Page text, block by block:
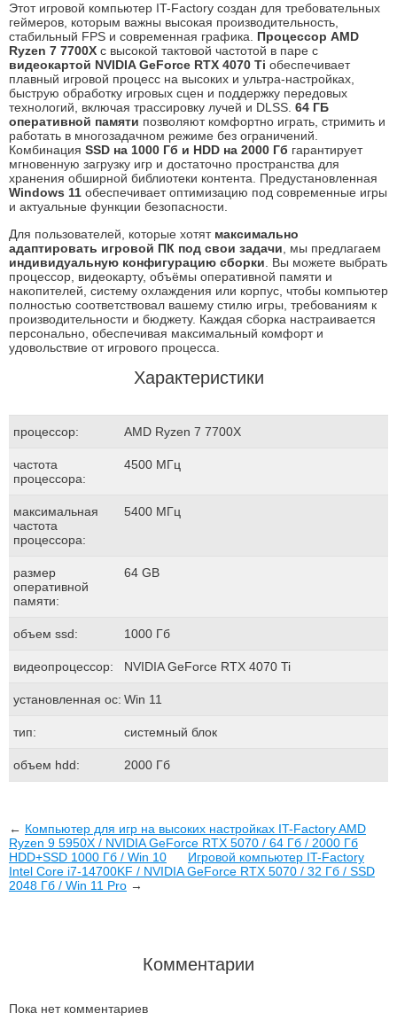
Этот игровой компьютер IT-Factory создан для требовательных
геймеров, которым важны высокая производительность,
стабильный FPS и современная графика. Процессор AMD
Ryzen 7 7700X с высокой тактовой частотой в паре с
видеокартой NVIDIA GeForce RTX 4070 Ti обеспечивает
плавный игровой процесс на высоких и ультра-настройках,
быструю обработку игровых сцен и поддержку передовых
технологий, включая трассировку лучей и DLSS. 64 ГБ
оперативной памяти позволяют комфортно играть, стримить и
работать в многозадачном режиме без ограничений.
Комбинация SSD на 1000 Гб и HDD на 2000 Гб гарантирует
мгновенную загрузку игр и достаточно пространства для
хранения обширной библиотеки контента. Предустановленная
Windows 11 обеспечивает оптимизацию под современные игры
и актуальные функции безопасности.
Для пользователей, которые хотят максимально
адаптировать игровой ПК под свои задачи , мы предлагаем
индивидуальную конфигурацию сборки . Вы можете выбрать
процессор, видеокарту, объёмы оперативной памяти и
накопителей, систему охлаждения или корпус, чтобы компьютер
полностью соответствовал вашему стилю игры, требованиям к
производительности и бюджету. Каждая сборка настраивается
персонально, обеспечивая максимальный комфорт и
удовольствие от игрового процесса.
Характеристики
процессор: AMD Ryzen 7 7700X
частота
процессора:
4500 МГц
максимальная
частота
процессора:
5400 МГц
размер
оперативной
памяти:
64 GB
объем ssd: 1000 Гб
видеопроцессор: NVIDIA GeForce RTX 4070 Ti
установленная ос: Win 11
тип: системный блок
объем hdd: 2000 Гб
← Компьютер для игр на высоких настройках IT-Factory AMD
Ryzen 9 5950X / NVIDIA GeForce RTX 5070 / 64 Гб / 2000 Гб
HDD+SSD 1000 Гб / Win 10
Игровой компьютер IT-Factory
Intel Core i7-14700KF / NVIDIA GeForce RTX 5070 / 32 Гб / SSD
2048 Гб / Win 11 Pro →
Комментарии
Пока нет комментариев